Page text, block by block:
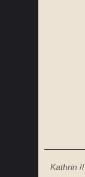
Kathrin //